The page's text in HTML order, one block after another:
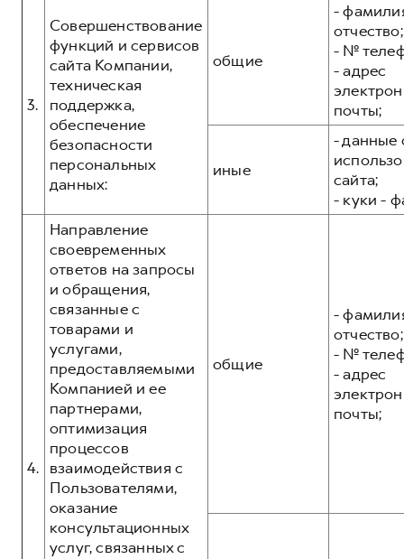
3.
Совершенствование
функций и сервисов
сайта Компании,
техническая
поддержка,
обеспечение
безопасности
персональных
данных:
общие
-
отчество;
- №
- адрес
почты;
иные
- данные
сайта;
- куки -
4.
Направление
своевременных
ответов на запросы
и обращения,
связанные с
товарами и
услугами,
предоставляемыми
Компанией и ее
партнерами,
оптимизация
процессов
взаимодействия с
Пользователями,
оказание
консультационных
услуг, связанных с
общие
-
отчество;
- №
- адрес
почты;